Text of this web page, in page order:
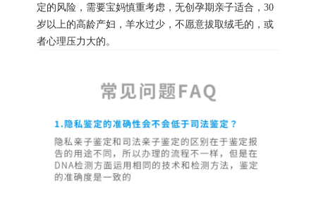
定的风险，需要宝妈慎重考虑，无创孕期亲子适合，30
岁以上的高龄产妇，羊水过少，不愿意拔取绒毛的，或
者心理压力大的。